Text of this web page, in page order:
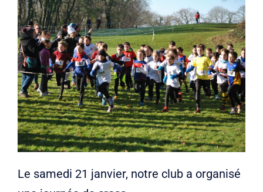
Liens
Contact
Le samedi 21 janvier, notre club a organisé